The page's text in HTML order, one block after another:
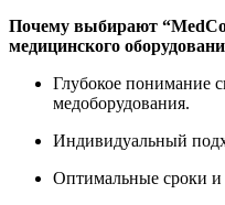
Почему выбирают “
медицинского
Глубокое понимание
медоборудования.
Индивидуальный
Оптимальные сроки и